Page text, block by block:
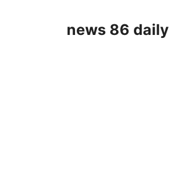
news 86 daily